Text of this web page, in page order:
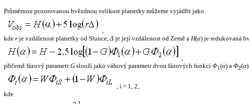
Průměrnou pozorovanou hvězdnou velikost planetky můžeme vyjádřit jako
,
kde r je vzdálenost planetky od Slunce,Δ je její vzdálenost od Země a H(α) je redukovaná
,
přičemž fázový parametrG slouží jako váhový parametr dvou fázových funkcí Φ1(α) a Φ2(α
, i = 1, 2,
kde